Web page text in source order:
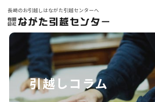
長崎のお引越しはながた引越センターへ
会社紹介
お引越しサービス
引越しコラム